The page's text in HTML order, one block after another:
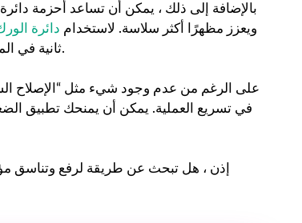
بالإضافة إلى ذلك ، يمكن أن تساعد أحزمة
ويعزز مظهرًا أكثر سلاسة. لاستخدام دائرة
ثانية في المرة الواحدة. للحصول على أفضل النتائج، كرر هذه العملية عدة مرات في اليوم.
على الرغم من عدم وجود شيء مثل “الإصلاح
في تسريع العملية. يمكن أن يمنحك تطبيق
إذن ، هل تبحث عن طريقة لرفع وتناسق